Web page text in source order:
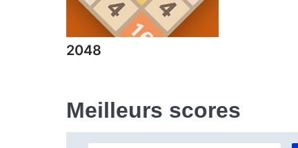
2048
Meilleurs scores